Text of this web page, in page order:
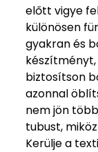
előtt vigye
különösen
gyakran és
biztosítson
azonnal
nem jön
tubust,
Kerülje a